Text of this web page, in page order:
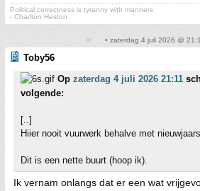
Political correctness is tyranny with manners
- Charlton Heston
• zaterdag 4 juli 2026 @
Toby56
Op zaterdag 4 juli 2026 21:11
volgende:
[..]
Hiier nooit vuurwerk behalve met
Dit is een nette buurt (hoop ik).
Ik vernam onlangs dat er een wat